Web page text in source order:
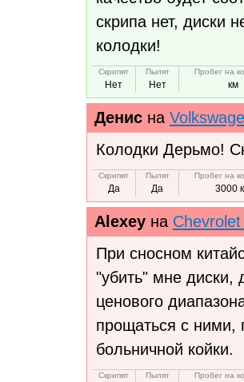
скрипа нет, диски
колодки!
Скрипят
Нет
Пылят
Нет
Пробег на
км
Денис на
Колодки Дерьмо!
Скрипят
Да
Пылят
Да
Пробег на
3000
Alexey на
При сносном
"убить" мне диски,
ценового
прощаться с ними,
больничной койки.
Скрипят Пылят Пробег на